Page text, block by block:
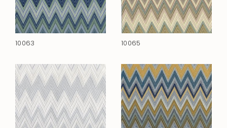
10063 10065